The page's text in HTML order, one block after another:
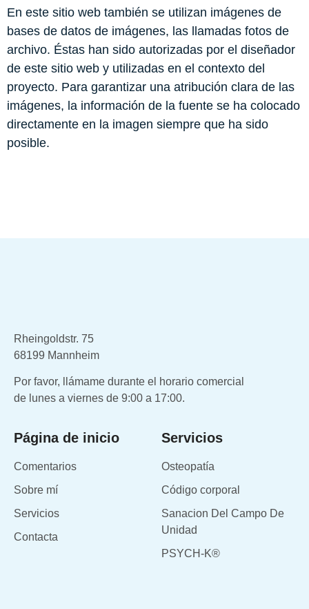
En este sitio web también se utilizan imágenes de
bases de datos de imágenes, las llamadas fotos de
archivo. Éstas han sido autorizadas por el diseñador
de este sitio web y utilizadas en el contexto del
proyecto. Para garantizar una atribución clara de las
imágenes, la información de la fuente se ha colocado
directamente en la imagen siempre que ha sido
posible.
Rheingoldstr. 75
68199 Mannheim
Por favor, llámame durante el horario comercial
de lunes a viernes de 9:00 a 17:00.
Página de inicio
Comentarios
Sobre mí
Servicios
Contacta
Servicios
Osteopatía
Código corporal
Sanacion Del Campo De
Unidad
PSYCH-K®